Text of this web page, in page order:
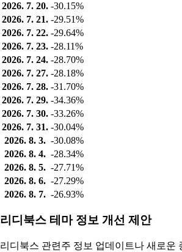
2026. 7. 20. -30.15%
2026. 7. 21. -29.51%
2026. 7. 22. -29.64%
2026. 7. 23. -28.11%
2026. 7. 24. -28.70%
2026. 7. 27. -28.18%
2026. 7. 28. -31.70%
2026. 7. 29. -34.36%
2026. 7. 30. -33.26%
2026. 7. 31. -30.04%
2026. 8. 3. -30.08%
2026. 8. 4. -28.34%
2026. 8. 5. -27.71%
2026. 8. 6. -27.29%
2026. 8. 7. -26.93%
리디북스 테마 정보 개선 제안
리디북스 관련주 정보 업데이트나 새로운